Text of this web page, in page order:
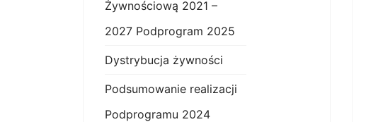
Żywnościową 2021 –
2027 Podprogram 2025
Dystrybucja żywności
Podsumowanie realizacji
Podprogramu 2024